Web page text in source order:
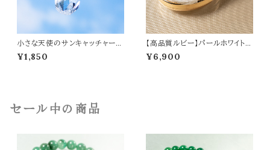
小さな天使のサンキャッチャー
【クリスタルエンジェル】
¥1,850
【高品質ルビー】パールホワイトミ
ニドラゴン ペンダントトップ オリ
ジナルアクセサリー 天然石 パワ
¥6,900
セール中の商品